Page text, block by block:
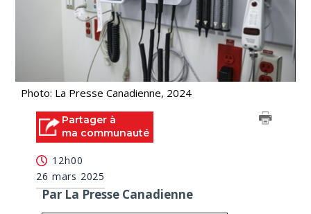
Photo: La Presse Canadienne, 2024
Partager à
ma communauté
12h00
26 mars 2025
Par La Presse Canadienne